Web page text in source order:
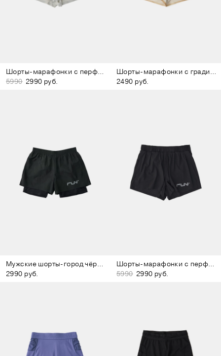
Шорты-марафонки с перфорацией светло-серые
5990 2990 руб.
Шорты-марафонки с градиентом коричневые
2490 руб.
Мужские шорты-город чёрно-зелёные
2990 руб.
Шорты-марафонки с перфорацией чёрные
5990 2990 руб.